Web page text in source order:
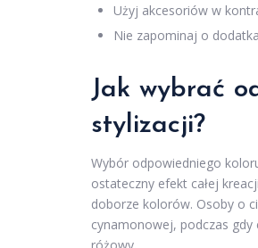
Użyj akcesoriów w
Nie zapominaj o
Jak wybrać
stylizacji?
Wybór odpowiedniego
ostateczny efekt całej
doborze kolorów. Osoby o
cynamonowej, podczas